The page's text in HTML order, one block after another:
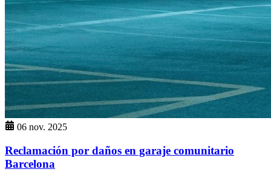
06 nov. 2025
Reclamación por daños en garaje comunitario
Barcelona